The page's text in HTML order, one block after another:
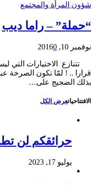
شؤون المرأة والمجتمع
“حملة” – راما ديب
نوفمبر 10, 2016 0
تتنازع الاختيارات التي
قرارا .. ! لمّا تكون الصرخة
بذلك الضجيج على…
الافتتاحياتعرض الكل
حرائقكم لن
يوليو 17, 2023